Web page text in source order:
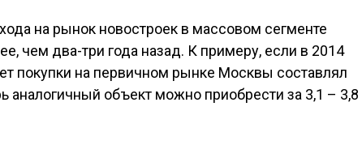
на рынок новостроек в массовом сегменте
чем два-три года назад. К примеру, если в 2014
покупки на первичном рынке Москвы составлял
аналогичный объект можно приобрести за 3,1 – 3,8